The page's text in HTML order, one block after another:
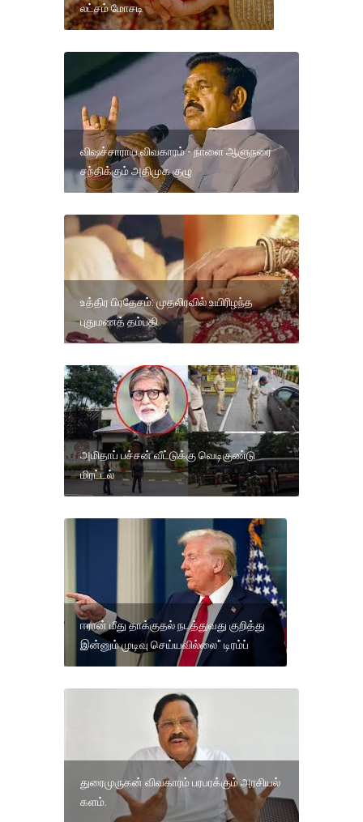
லட்சம் மோசடி
விஷச்சாராய விவகாரம் - நாளை ஆளுநரை
சந்திக்கும் அதிமுக குழு
உத்திர பிரதேசம்: முதலிரவில் உயிரிழந்த
புதுமணத் தம்பதி
அமிதாப் பச்சன் வீட்டுக்கு வெடிகுண்டு
மிரட்டல்
ஈரான் மீது தாக்குதல் நடத்துவது குறித்து
இன்னும் முடிவு செய்யவில்லை" டிரம்ப்
துரைமுருகன் விவகாரம் பரபரக்கும் அரசியல்
களம்.